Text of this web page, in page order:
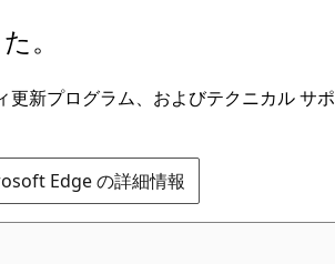
。
新プログラム、およびテクニカル サポ
Edge の詳細情報